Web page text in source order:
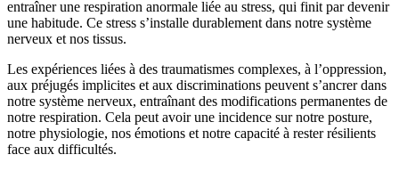
entraîner une respiration anormale liée au stress, qui finit par devenir
une habitude. Ce stress s’installe durablement dans notre système
nerveux et nos tissus.
Les expériences liées à des traumatismes complexes, à l’oppression,
aux préjugés implicites et aux discriminations peuvent s’ancrer dans
notre système nerveux, entraînant des modifications permanentes de
notre respiration. Cela peut avoir une incidence sur notre posture,
notre physiologie, nos émotions et notre capacité à rester résilients
face aux difficultés.